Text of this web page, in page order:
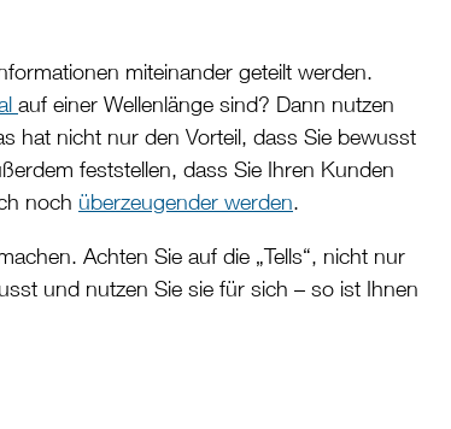
miteinander geteilt werden.
auf einer Wellenlänge sind? Dann nutzen
hat nicht nur den Vorteil, dass Sie bewusst
feststellen, dass Sie Ihren Kunden
noch überzeugender werden.
Achten Sie auf die „Tells“, nicht nur
und nutzen Sie sie für sich – so ist Ihnen